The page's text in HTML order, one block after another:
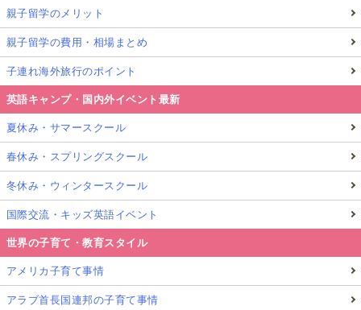
親子留学のメリット
親子留学の費用・相場まとめ
子連れ海外旅行のポイント
英語キャンプ・国内外イベント最新
夏休み・サマースクール
春休み・スプリングスクール
冬休み・ウィンタースクール
国際交流・キッズ英語イベント
世界の子育て・教育スタイル
アメリカ子育て事情
アラブ首長国連邦の子育て事情